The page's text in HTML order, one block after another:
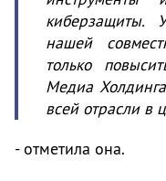
киберзащиты.
нашей
только
Медиа
всей отрасли в
- отметила она.